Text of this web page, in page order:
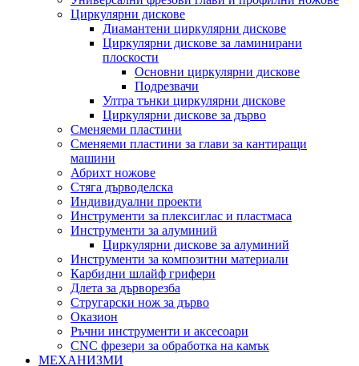
Циркулярни дискове
Диамантени циркулярни дискове
Циркулярни дискове за ламинирани
плоскости
Основни циркулярни дискове
Подрезвачи
Ултра тънки циркулярни дискове
Циркулярни дискове за дърво
Сменяеми пластини
Сменяеми пластини за глави за кантиращи
машини
Абрихт ножове
Стяга дърводелска
Индивидуални проекти
Инструменти за плексиглас и пластмаса
Инструменти за алуминий
Циркулярни дискове за алуминий
Инструменти за композитни материали
Карбидни шлайф грифери
Длета за дърворезба
Стругарски нож за дърво
Оказион
Ръчни инструменти и аксесоари
CNC фрезери за обработка на камък
МЕХАНИЗМИ